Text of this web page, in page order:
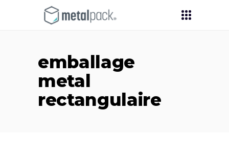
emballage
metal
rectangulaire